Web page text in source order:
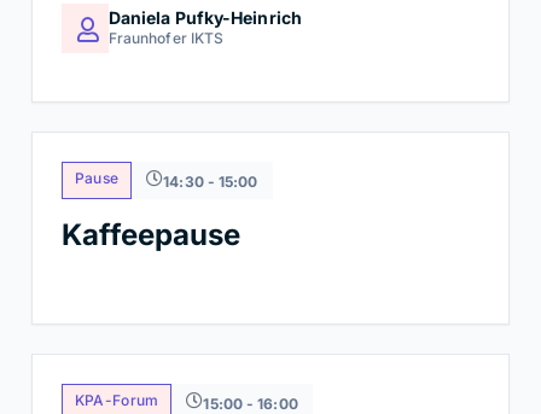
hohe regionale Wertschöpfung zu sichern.
Der Vortrag zeigt strukturelle und
Capture and Utilization (CCU) in bestehende
und zukünftige Wertschöpfungsnetzwerke.
Daniela Pufky-Heinrich
Fraunhofer IKTS
Pause 14:30 - 15:00
Kaffeepause
KPA-Forum 15:00 - 16:00